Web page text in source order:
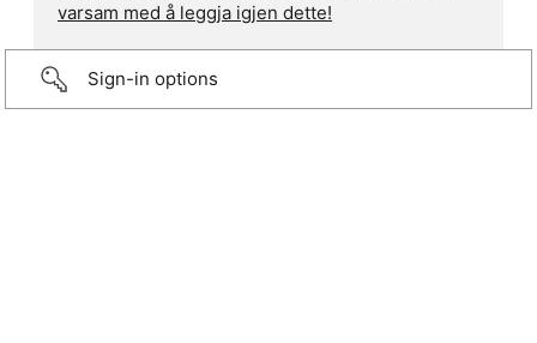
varsam med å leggja igjen dette!
Sign-in options